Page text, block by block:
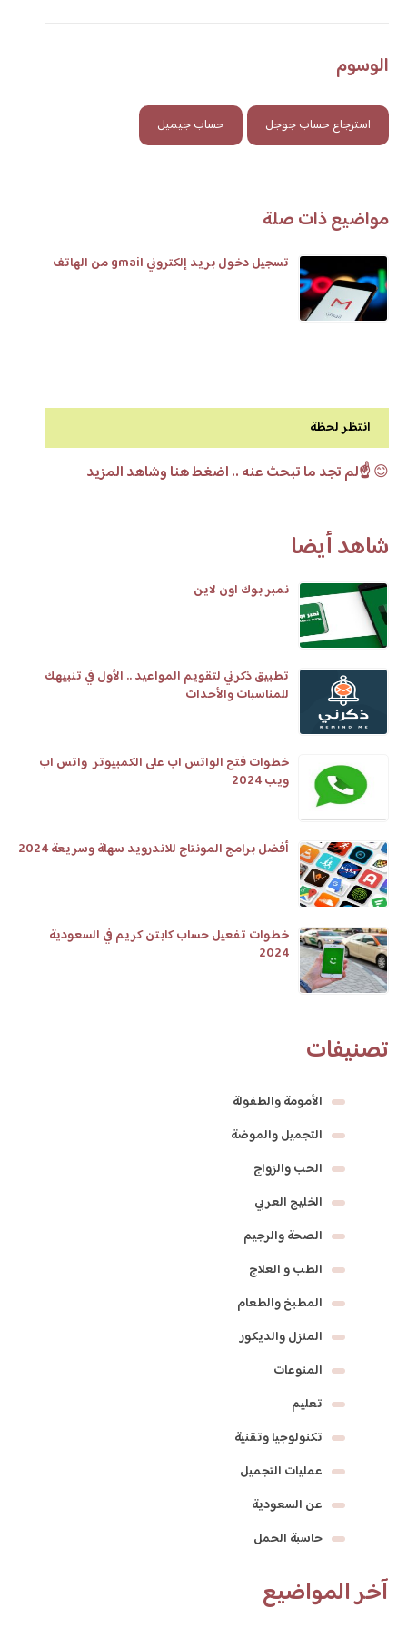
الوسوم
استرجاع حساب جوجل حساب جيميل
مواضيع ذات صلة
تسجيل دخول بريد إلكتروني gmail من الهاتف
انتظر لحظة
😊☝️لم تجد ما تبحث عنه .. اضغط هنا وشاهد المزيد
شاهد أيضا
نمبر بوك اون لاين
تطبيق ذكرني لتقويم المواعيد .. الأول في تنبيهك
للمناسبات والأحداث
خطوات فتح الواتس اب على الكمبيوتر واتس اب
ويب 2024
أفضل برامج المونتاج للاندرويد سهلة وسريعة 2024
خطوات تفعيل حساب كابتن كريم في السعودية
2024
تصنيفات
الأمومة والطفولة
التجميل والموضة
الحب والزواج
الخليج العربي
الصحة والرجيم
الطب و العلاج
المطبخ والطعام
المنزل والديكور
المنوعات
تعليم
تكنولوجيا وتقنية
عمليات التجميل
عن السعودية
حاسبة الحمل
آخر المواضيع